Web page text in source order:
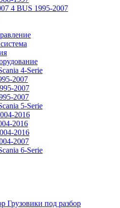
4 BUS 1995-2007
4-Serie
2007
2007
2007
5-Serie
2016
2016
2016
2007
6-Serie
Грузовики под разбор